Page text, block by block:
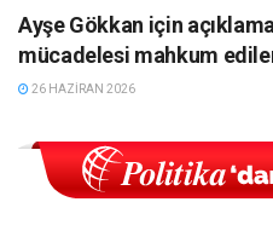
Ayşe Gökkan için
mücadelesi mahkum
26 HAZIRAN 2026